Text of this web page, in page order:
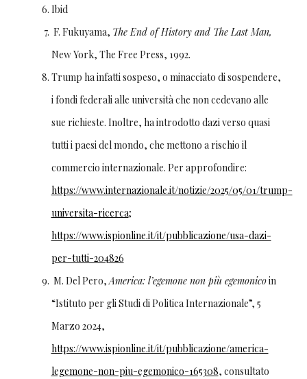
Ibid
F. Fukuyama, The End of History and The Last Man,
New York, The Free Press, 1992.
Trump ha infatti sospeso, o minacciato di sospendere,
i fondi federali alle università che non cedevano alle
sue richieste. Inoltre, ha introdotto dazi verso quasi
tutti i paesi del mondo, che mettono a rischio il
commercio internazionale. Per approfondire:
https://www.internazionale.it/notizie/2025/05/01/trump-
universita-ricerca;
https://www.ispionline.it/it/pubblicazione/usa-dazi-
per-tutti-204826
M. Del Pero,America: l’egemone non più egemonicoin
“Istituto per gli Studi di Politica Internazionale”, 5
Marzo 2024,
https://www.ispionline.it/it/pubblicazione/america-
legemone-non-piu-egemonico-165308, consultato